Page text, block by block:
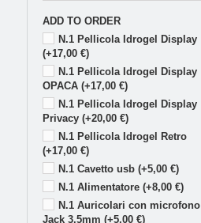
ADD TO ORDER
N.1 Pellicola Idrogel Display
(+17,00 €)
N.1 Pellicola Idrogel Display
OPACA (+17,00 €)
N.1 Pellicola Idrogel Display
Privacy (+20,00 €)
N.1 Pellicola Idrogel Retro
(+17,00 €)
N.1 Cavetto usb (+5,00 €)
N.1 Alimentatore (+8,00 €)
N.1 Auricolari con microfono
Jack 3,5mm (+5,00 €)